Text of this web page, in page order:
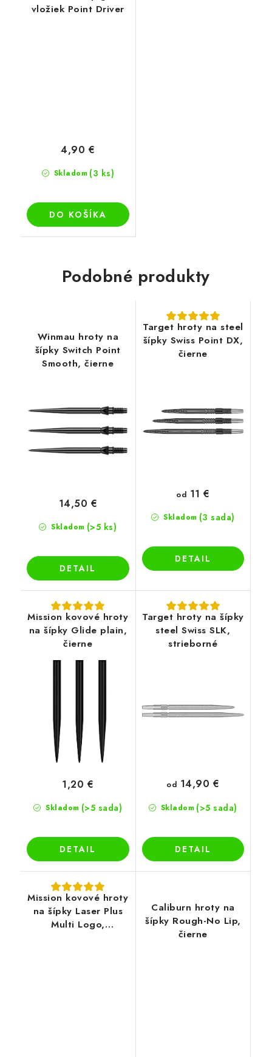
vložiek Point Driver
Skladom (3 ks)
4,90 €
DO KOŠÍKA
Podobné produkty
Winmau hroty na
šípky Switch Point
Smooth, čierne
Skladom (>5 ks)
14,50 €
DETAIL
Target hroty na steel
šípky Swiss Point DX,
čierne
Skladom (3 sada)
od 11 €
DETAIL
Mission kovové hroty
na šípky Glide plain,
čierne
Skladom (>5 sada)
1,20 €
DETAIL
Target hroty na šípky
steel Swiss SLK,
strieborné
Skladom (>5 sada)
od 14,90 €
DETAIL
Mission kovové hroty
na šípky Laser Plus
Multi Logo,
Caliburn hroty na
šípky Rough-No Lip,
čierne